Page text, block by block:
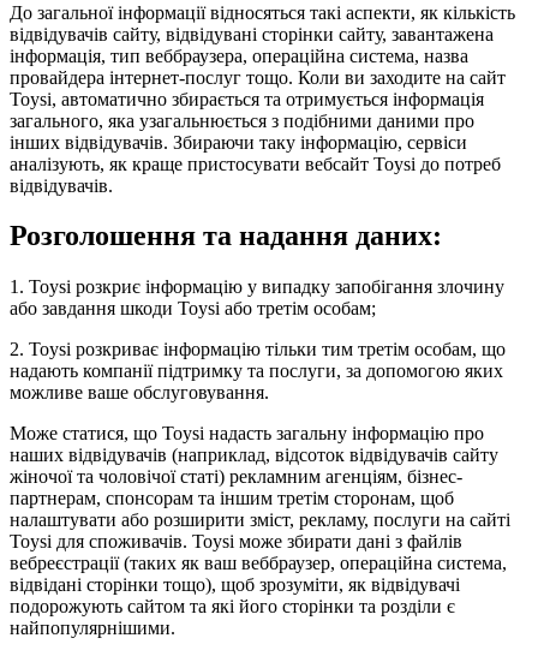
До загальної інформації відносяться такі аспекти, як кількість
відвідувачів сайту, відвідувані сторінки сайту, завантажена
інформація, тип веббраузера, операційна система, назва
провайдера інтернет-послуг тощо. Коли ви заходите на сайт
Toysi, автоматично збирається та отримується інформація
загального, яка узагальнюється з подібними даними про
інших відвідувачів. Збираючи таку інформацію, сервіси
аналізують, як краще пристосувати вебсайт Toysi до потреб
відвідувачів.
Розголошення та надання даних:
1. Toysi розкриє інформацію у випадку запобігання злочину
або завдання шкоди Toysi або третім особам;
2. Toysi розкриває інформацію тільки тим третім особам, що
надають компанії підтримку та послуги, за допомогою яких
можливе ваше обслуговування.
Може статися, що Toysi надасть загальну інформацію про
наших відвідувачів (наприклад, відсоток відвідувачів сайту
жіночої та чоловічої статі) рекламним агенціям, бізнес-
партнерам, спонсорам та іншим третім сторонам, щоб
налаштувати або розширити зміст, рекламу, послуги на сайті
Toysi для споживачів. Toysi може збирати дані з файлів
вебреєстрації (таких як ваш веббраузер, операційна система,
відвідані сторінки тощо), щоб зрозуміти, як відвідувачі
подорожують сайтом та які його сторінки та розділи є
найпопулярнішими.